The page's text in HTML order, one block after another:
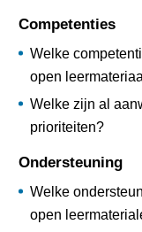
Competenties
Welke
open
Welke zijn al
prioriteiten?
Ondersteuning
Welke
open